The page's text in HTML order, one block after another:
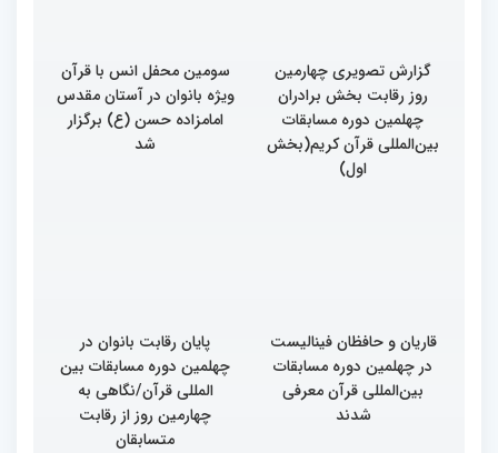
گزارش تصویری چهارمین
روز رقابت بخش برادران
چهلمین دوره مسابقات
بین‌المللی قرآن کریم(بخش
اول)
سومین محفل انس با قرآن
ویژه بانوان در آستان مقدس
امامزاده حسن (ع) برگزار
شد
قاریان و حافظان فینالیست‌
در چهلمین دوره مسابقات
بین‌المللی قرآن معرفی
شدند
پایان رقابت بانوان در
چهلمین دوره مسابقات بین
المللی قرآن/نگاهی به
چهارمین روز از رقابت
متسابقان